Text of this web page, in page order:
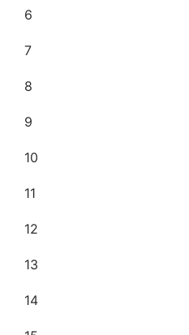
6
7
8
9
10
11
12
13
14